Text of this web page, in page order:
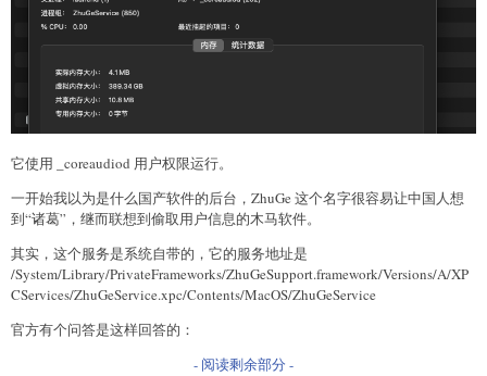
它使用 _coreaudiod 用户权限运行。
一开始我以为是什么国产软件的后台，ZhuGe 这个名字很容易让中国人想
到“诸葛”，继而联想到偷取用户信息的木马软件。
其实，这个服务是系统自带的，它的服务地址是
/System/Library/PrivateFrameworks/ZhuGeSupport.framework/Versions/A/XP
CServices/ZhuGeService.xpc/Contents/MacOS/ZhuGeService
官方有个问答是这样回答的：
- 阅读剩余部分 -